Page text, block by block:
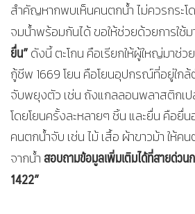
สำคัญหากพบเห็นคนตกน้ำ ไม่ควรกระโ
จมน้ำพร้อมกันได้ ขอให้ช่วยด้วยการใช้
ยื่น”ดังนี้ ตะโกน คือเรียกให้ผู้ใหญ่มาช่
กู้ชีพ 1669 โยน คือโยนอุปกรณ์ที่อยู่ใกล้
จับพยุงตัว เช่น ถังแกลลอนพลาสติกเ
โดยโยนครั้งละหลายๆ ชิ้น และยื่น คือยื่
คนตกน้ำจับ เช่น ไม้ เสื้อ ผ้าขาวม้า ให้ค
จากน้ำสอบถามข้อมูลเพิ่มเติมได้ที่สายด่วน
1422”